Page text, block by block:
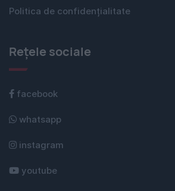
Politica de confidențialitate
Rețele sociale
facebook
whatsapp
instagram
youtube